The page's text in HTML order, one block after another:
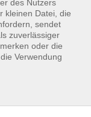
Ort
des Nutzers
kleinen Datei, die
sendet
zuverlässiger
oder die
Verwendung